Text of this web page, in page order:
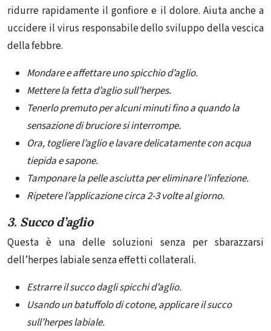
ridurre rapidamente il gonfiore e il dolore. Aiuta anche a
uccidere il virus responsabile dello sviluppo della vescica
della febbre.
Mondare e affettare uno spicchio d’aglio.
Mettere la fetta d’aglio sull’herpes.
Tenerlo premuto per alcuni minuti fino a quando la
sensazione di bruciore si interrompe.
Ora, togliere l’aglio e lavare delicatamente con acqua
tiepida e sapone.
Tamponare la pelle asciutta per eliminare l’infezione.
Ripetere l’applicazione circa 2-3 volte al giorno.
3. Succo d’aglio
Questa è una delle soluzioni senza per sbarazzarsi
dell’herpes labiale senza effetti collaterali.
Estrarre il succo dagli spicchi d’aglio.
Usando un batuffolo di cotone, applicare il succo
sull’herpes labiale.